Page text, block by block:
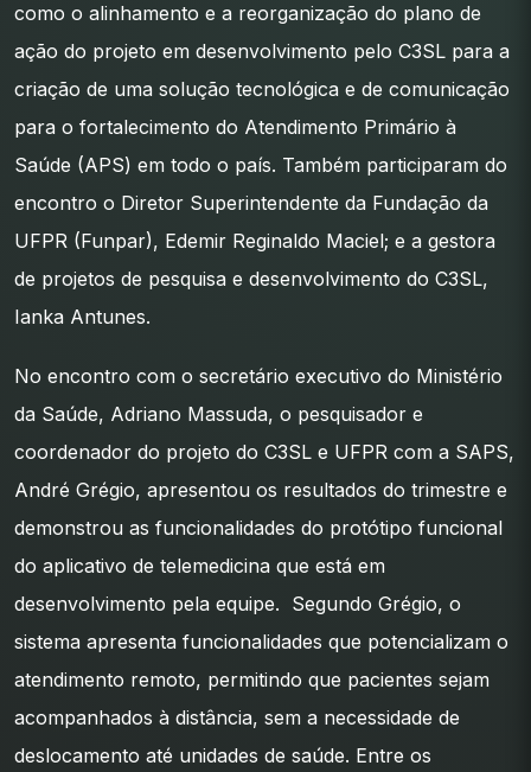
como o alinhamento e a reorganização do plano de
ação do projeto em desenvolvimento pelo C3SL para a
criação de uma solução tecnológica e de comunicação
para o fortalecimento do Atendimento Primário à
Saúde (APS) em todo o país. Também participaram do
encontro o Diretor Superintendente da Fundação da
UFPR (Funpar), Edemir Reginaldo Maciel; e a gestora
de projetos de pesquisa e desenvolvimento do C3SL,
Ianka Antunes.
No encontro com o secretário executivo do Ministério
da Saúde, Adriano Massuda, o pesquisador e
coordenador do projeto do C3SL e UFPR com a SAPS,
André Grégio, apresentou os resultados do trimestre e
demonstrou as funcionalidades do protótipo funcional
do aplicativo de telemedicina que está em
desenvolvimento pela equipe. Segundo Grégio, o
sistema apresenta funcionalidades que potencializam o
atendimento remoto, permitindo que pacientes sejam
acompanhados à distância, sem a necessidade de
deslocamento até unidades de saúde. Entre os